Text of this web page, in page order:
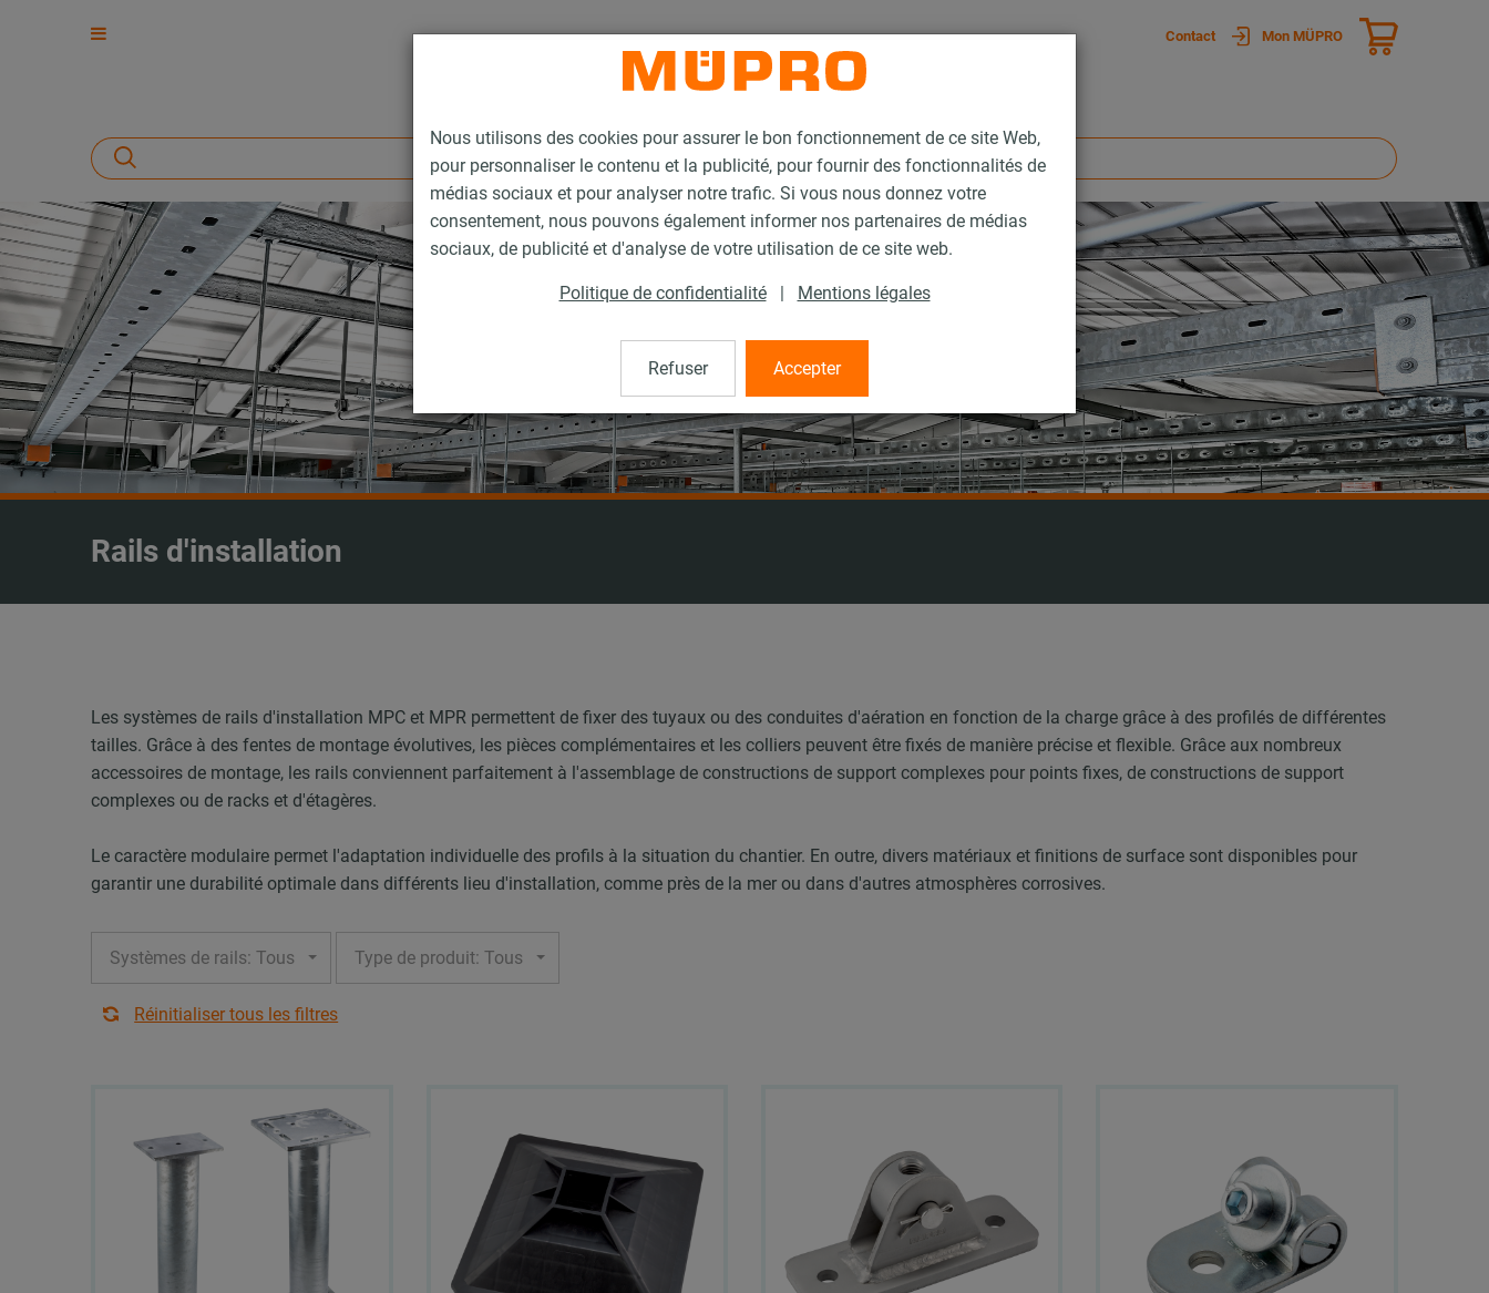
Nous utilisons des cookies pour assurer le bon fonctionnement de ce site Web,
pour personnaliser le contenu et la publicité, pour fournir des fonctionnalités de
médias sociaux et pour analyser notre trafic. Si vous nous donnez votre
consentement, nous pouvons également informer nos partenaires de médias
sociaux, de publicité et d'analyse de votre utilisation de ce site web.
Politique de confidentialité | Mentions légales
Refuser Accepter
Contact Mon MÜPRO
Rails d'installation
Les systèmes de rails d'installation MPC et MPR permettent de fixer des tuyaux ou des conduites d'aération en fonction de la charge grâce à des profilés de différentes
tailles. Grâce à des fentes de montage évolutives, les pièces complémentaires et les colliers peuvent être fixés de manière précise et flexible. Grâce aux nombreux
accessoires de montage, les rails conviennent parfaitement à l'assemblage de constructions de support complexes pour points fixes, de constructions de support
complexes ou de racks et d'étagères.
Le caractère modulaire permet l'adaptation individuelle des profils à la situation du chantier. En outre, divers matériaux et finitions de surface sont disponibles pour
garantir une durabilité optimale dans différents lieu d'installation, comme près de la mer ou dans d'autres atmosphères corrosives.
Systèmes de rails: Tous Type de produit: Tous
Réinitialiser tous les filtres